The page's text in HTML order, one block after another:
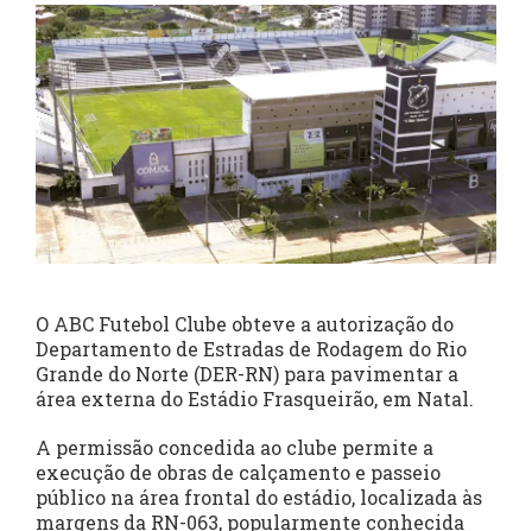
O ABC Futebol Clube obteve a autorização do
Departamento de Estradas de Rodagem do Rio
Grande do Norte (DER-RN) para pavimentar a
área externa do Estádio Frasqueirão, em Natal.
A permissão concedida ao clube permite a
execução de obras de calçamento e passeio
público na área frontal do estádio, localizada às
margens da RN-063, popularmente conhecida